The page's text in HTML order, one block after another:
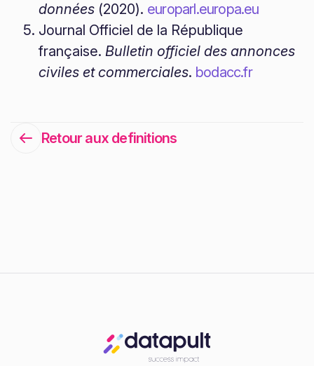
données (2020). europarl.europa.eu
Journal Officiel de la République
française. Bulletin officiel des annonces
civiles et commerciales. bodacc.fr
Retour aux definitions